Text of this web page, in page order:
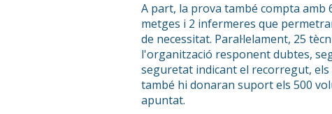
A part, la prova també compta amb
metges i 2 infermeres que
de necessitat. Paral·lelament, 25
l'organització responent dubtes,
seguretat indicant el recorregut,
també hi donaran suport els 500
apuntat.